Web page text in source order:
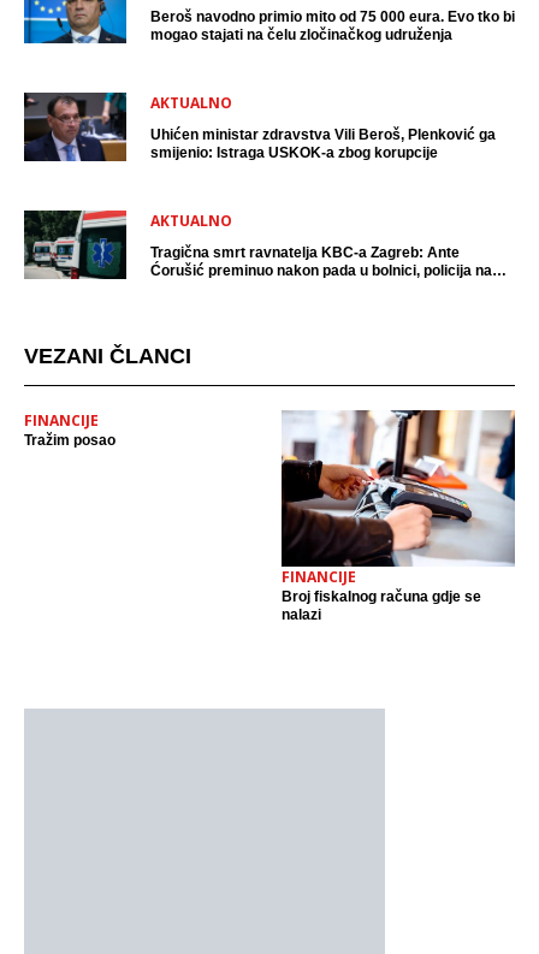
Beroš navodno primio mito od 75 000 eura. Evo tko bi
mogao stajati na čelu zločinačkog udruženja
AKTUALNO
Uhićen ministar zdravstva Vili Beroš, Plenković ga
smijenio: Istraga USKOK-a zbog korupcije
AKTUALNO
Tragična smrt ravnatelja KBC-a Zagreb: Ante
Ćorušić preminuo nakon pada u bolnici, policija na
VEZANI ČLANCI
FINANCIJE
Tražim posao
FINANCIJE
Broj fiskalnog računa gdje se
nalazi